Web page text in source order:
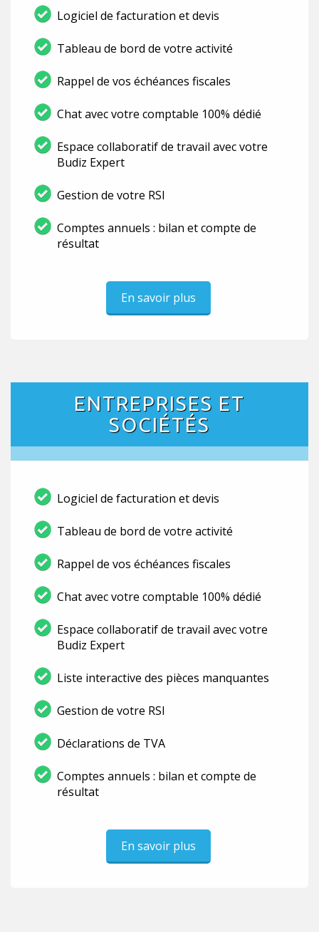
Logiciel de facturation et devis
Tableau de bord de votre activité
Rappel de vos échéances fiscales
Chat avec votre comptable 100% dédié
Espace collaboratif de travail avec votre
Budiz Expert
Gestion de votre RSI
Comptes annuels : bilan et compte de
résultat
En savoir plus
ENTREPRISES ET
SOCIÉTÉS
Logiciel de facturation et devis
Tableau de bord de votre activité
Rappel de vos échéances fiscales
Chat avec votre comptable 100% dédié
Espace collaboratif de travail avec votre
Budiz Expert
Liste interactive des pièces manquantes
Gestion de votre RSI
Déclarations de TVA
Comptes annuels : bilan et compte de
résultat
En savoir plus